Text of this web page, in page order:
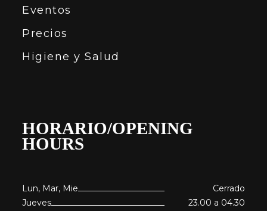
Eventos
Precios
Higiene y Salud
HORARIO/OPENING
HOURS
Lun, Mar, Mie
Cerrado
Jueves
23.00 a 04.30